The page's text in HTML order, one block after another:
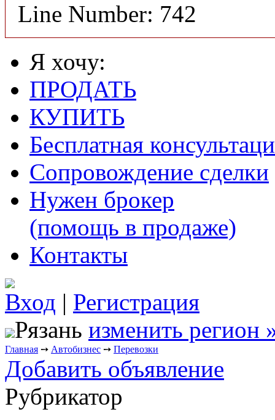
Line Number: 742
Я хочу:
ПРОДАТЬ
КУПИТЬ
Бесплатная
Сопровождение сделки
Нужен брокер
(помощь в продаже)
Контакты
Вход | Регистрация
Рязань изменить регион
Главная ➙ Автобизнес ➙ Перевозки
Добавить объявление
Рубрикатор